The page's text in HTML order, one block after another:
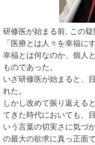
研修医が始まる前, この
「医療とは人々を幸福に
幸福とは何なのか、個人
ものであった。
いざ研修医が始まると、
れた。
しかし改めて振り返える
てきた時代においても、
いう言葉の切実さに気づ
の最大の欲求に真っ正面